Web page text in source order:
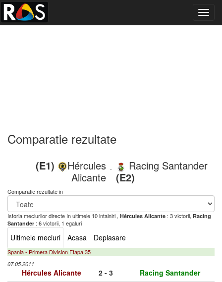
Comparatie rezultate
(E1)
Hércules
Alicante
-
Racing Santander
(E2)
Comparatie rezultate in
Istoria meciurilor directe In ultimele 10 intalniri , Hércules Alicante : 3 victorii, Racing
Santander : 6 victorii, 1 egaluri
Ultimele meciuri Acasa Deplasare
Spania - Primera Division Etapa 35
07.05.2011
Hércules Alicante 2 - 3 Racing Santander